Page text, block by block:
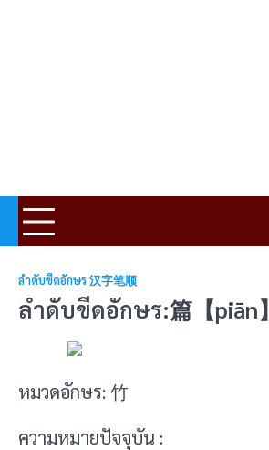
ลำดับขีดอักษร 汉字笔顺
ลำดับขีดอักษร:篇【piān】
หมวดอักษร: 竹
ความหมายปัจจุบัน :